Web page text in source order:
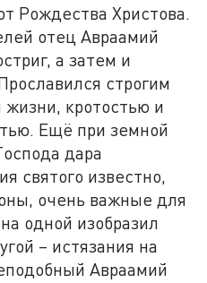
Рождества Христова.
отец Авраамий
а затем и
строгим
жизни, кротостью и
Ещё при земной
дара
святого известно,
очень важные для
одной изобразил
– истязания на
Авраамий